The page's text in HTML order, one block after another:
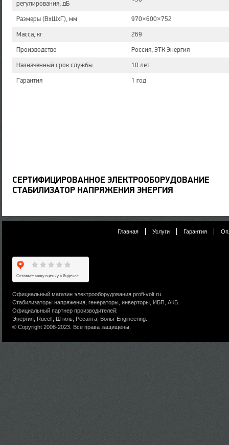
регулирования, дБ
Размеры (ВхШхГ), мм
970×600×752
Масса, кг
269
Производство
Россия, ЭТК Энергия
Назначенный срок службы
10 лет
Гарантия
1 год
СЕРТИФИЦИРОВАННОЕ ЭЛЕКТРООБОРУДОВАНИЕ
СТАБИЛИЗАТОР НАПРЯЖЕНИЯ ЭНЕРГИЯ
Главная Услуги Гарантия
Официальный магазин электрооборудования profi-volt.ru.
Стабилизаторы напряжения, генераторы, инверторы, ИБП, АКБ.
Официальный партнер производителей:
Энергия, Rucelf, Штиль, Ресанта, Вольт Engineering.
© Copyright 2008-2023. Все права защищены.